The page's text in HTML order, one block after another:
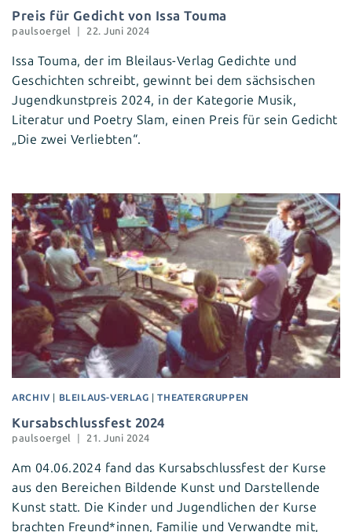
Preis für Gedicht von Issa Touma
paulsoergel 22. Juni 2024
Issa Touma, der im Bleilaus-Verlag Gedichte und
Geschichten schreibt, gewinnt bei dem sächsischen
Jugendkunstpreis 2024, in der Kategorie Musik,
Literatur und Poetry Slam, einen Preis für sein Gedicht
„Die zwei Verliebten“.
ARCHIV BLEILAUS-VERLAG |THEATERGRUPPEN
Kursabschlussfest 2024
paulsoergel 21. Juni 2024
Am 04.06.2024 fand das Kursabschlussfest der Kurse
aus den Bereichen Bildende Kunst und Darstellende
Kunst statt. Die Kinder und Jugendlichen der Kurse
brachten Freund*innen, Familie und Verwandte mit,